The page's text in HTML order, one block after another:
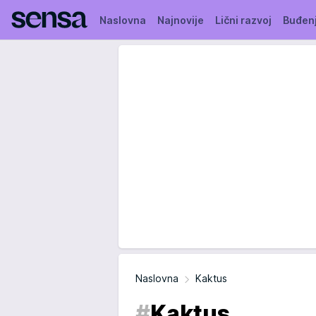
Naslovna Najnovije Lični razvoj
Naslovna Kaktus